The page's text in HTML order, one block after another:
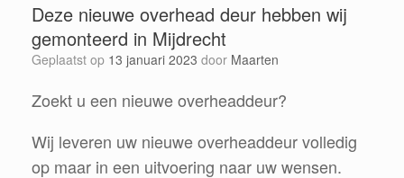
Deze nieuwe overhead deur hebben wij
gemonteerd in Mijdrecht
Geplaatst op 13 januari 2023 door Maarten
Zoekt u een nieuwe overheaddeur?
Wij leveren uw nieuwe overheaddeur volledig
op maar in een uitvoering naar uw wensen.